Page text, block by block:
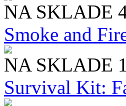
NA SKLADE
Smoke and
NA SKLADE
Survival Kit: